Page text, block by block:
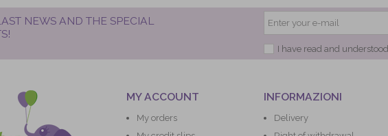
NEWS AND THE SPECIAL
I have read and understood
MY ACCOUNT
My orders
INFORMAZIONI
Delivery